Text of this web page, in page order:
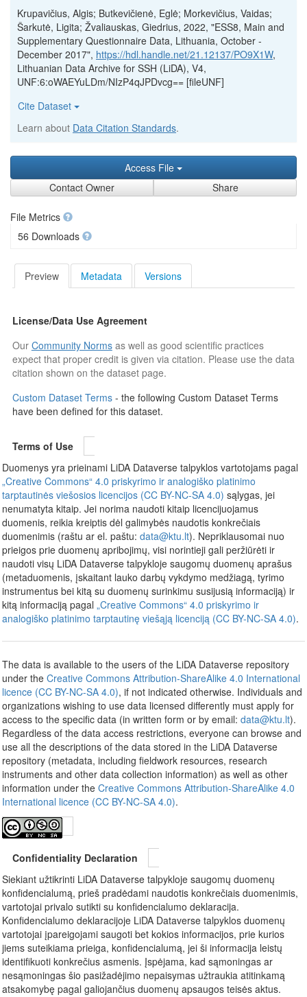
Krupavičius, Algis; Butkevičienė, Eglė; Morkevičius, Vaidas;
Šarkutė, Ligita; Žvaliauskas, Giedrius, 2022, "ESS8, Main and
Supplementary Questionnaire Data, Lithuania, October -
December 2017", https://hdl.handle.net/21.12137/PO9X1W,
Lithuanian Data Archive for SSH (LiDA), V4,
UNF:6:oWAEYuLDm/NIzP4qJPDvcg== [fileUNF]
Cite Dataset
Learn about Data Citation Standards.
Access File
Contact Owner
Share
File Metrics
56 Downloads
Preview Metadata Versions
License/Data Use Agreement
Our Community Normsas well as good scientific practices
expect that proper credit is given via citation. Please use the data
citation shown on the dataset page.
Custom Dataset Terms - the following Custom Dataset Terms
have been defined for this dataset.
Terms of Use
Duomenys yra prieinami LiDA Dataverse talpyklos vartotojams pagal
„Creative Commons“ 4.0 priskyrimo ir analogiško platinimo
tarptautinės viešosios licencijos (CC BY-NC-SA 4.0) sąlygas, jei
nenumatyta kitaip. Jei norima naudoti kitaip licencijuojamus
duomenis, reikia kreiptis dėl galimybės naudotis konkrečiais
duomenimis (raštu ar el. paštu: data@ktu.lt). Nepriklausomai nuo
prieigos prie duomenų apribojimų, visi norintieji gali peržiūrėti ir
naudoti visų LiDA Dataverse talpykloje saugomų duomenų aprašus
(metaduomenis, įskaitant lauko darbų vykdymo medžiagą, tyrimo
instrumentus bei kitą su duomenų surinkimu susijusią informaciją) ir
kitą informaciją pagal „Creative Commons“ 4.0 priskyrimo ir
analogiško platinimo tarptautinę viešąją licenciją (CC BY-NC-SA 4.0).
The data is available to the users of the LiDA Dataverse repository
under the Creative Commons Attribution-ShareAlike 4.0 International
licence (CC BY-NC-SA 4.0), if not indicated otherwise. Individuals and
organizations wishing to use data licensed differently must apply for
access to the specific data (in written form or by email: data@ktu.lt).
Regardless of the data access restrictions, everyone can browse and
use all the descriptions of the data stored in the LiDA Dataverse
repository (metadata, including fieldwork resources, research
instruments and other data collection information) as well as other
information under the Creative Commons Attribution-ShareAlike 4.0
International licence (CC BY-NC-SA 4.0).
Confidentiality Declaration
Siekiant užtikrinti LiDA Dataverse talpykloje saugomų duomenų
konfidencialumą, prieš pradėdami naudotis konkrečiais duomenimis,
vartotojai privalo sutikti su konfidencialumo deklaracija.
Konfidencialumo deklaracijoje LiDA Dataverse talpyklos duomenų
vartotojai įpareigojami saugoti bet kokios informacijos, prie kurios
jiems suteikiama prieiga, konfidencialumą, jei ši informacija leistų
identifikuoti konkrečius asmenis. Įspėjama, kad sąmoningas ar
nesąmoningas šio pasižadėjimo nepaisymas užtraukia atitinkamą
atsakomybę pagal galiojančius duomenų apsaugos teisės aktus.